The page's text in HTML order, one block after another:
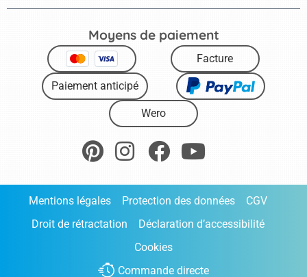
Moyens de paiement
Facture
Paiement anticipé
Wero
Mentions légales Protection des données
CGV
Droit de rétractation
Déclaration d’accessibilité
Cookies
Commande directe